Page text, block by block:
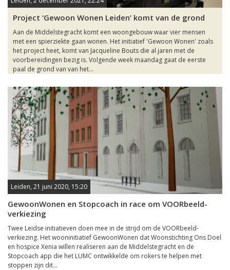
Project ‘Gewoon Wonen Leiden’ komt van de grond
Aan de Middelstegracht komt een woongebouw waar vier mensen
met een spierziekte gaan wonen. Het initiatief 'Gewoon Wonen' zoals
het project heet, komt van Jacqueline Bouts die al jaren met de
voorbereidingen bezig is. Volgende week maandag gaat de eerste
paal de grond van van het...
Leiden, 21 juni 2020, 15:20
GewoonWonen en Stopcoach in race om VOORbeeld-
verkiezing
Twee Leidse initiatieven doen mee in de strijd om de VOORbeeld-
verkiezing. Het wooninitiatief GewoonWonen dat Woonstichting Ons Doel
en hospice Xenia willen realiseren aan de Middelstegracht en de
Stopcoach app die het LUMC ontwikkelde om rokers te helpen met
stoppen zijn dit...